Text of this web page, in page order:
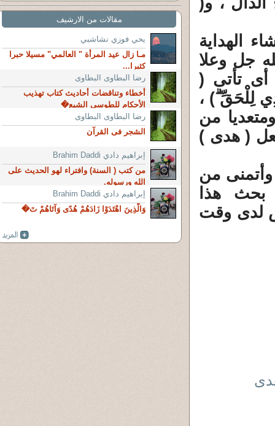
الهداية
جل وعلا
أى تأتى (
لِلْحَقِّ ۗ) ،
من
( هدى )
من
هذا
لدى وقت
مقالات من الارشيف
يحي فوزي نشاشبي
مـا زال عيد المرأة " العالمي" مسيلا حبرا
كثيرا...
رضا البطاوى البطاوى
أخطاء وتناقضات أحاديث كتاب تهذيب
الأحكام للطوسى الشيع�
رضا البطاوى البطاوى
الشجر فى القرآن
إبراهيم دادي Brahim Daddi
من كتب ( السنة) وافتراء لهو الحديث على
الله ورسوله.
إبراهيم دادي Brahim Daddi
وَالَّذِينَ اهْتَدَوْا زَادَهُمْ هُدًى وَآتَاهُمْ تَ�